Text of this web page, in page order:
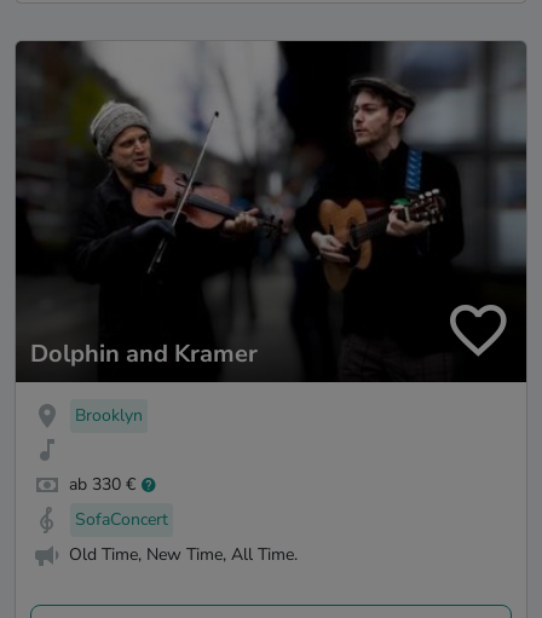
Dolphin and Kramer
Brooklyn
ab 330 €
SofaConcert
Old Time, New Time, All Time.